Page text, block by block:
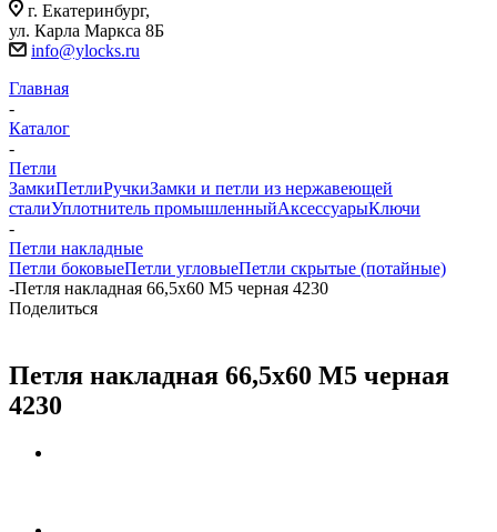
г. Екатеринбург,
ул. Карла Маркса 8Б
info@ylocks.ru
Главная
-
Каталог
-
Петли
ЗамкиПетлиРучкиЗамки и петли из нержавеющей
сталиУплотнитель промышленныйАксессуарыКлючи
-
Петли накладные
Петли боковыеПетли угловыеПетли скрытые (потайные)
-Петля накладная 66,5х60 М5 черная 4230
Поделиться
Петля накладная 66,5х60 М5 черная
4230